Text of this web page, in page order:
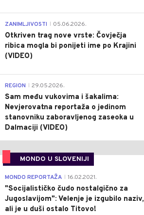
ZANIMLJIVOSTI 05.06.2026.
Otkriven trag nove vrste: Čovječja
ribica mogla bi ponijeti ime po Krajini
(VIDEO)
REGION 29.05.2026.
Sam među vukovima i šakalima:
Nevjerovatna reportaža o jedinom
stanovniku zaboravljenog zaseoka u
Dalmaciji (VIDEO)
MONDO U SLOVENIJI
MONDO REPORTAŽA 16.02.2021.
"Socijalističko čudo nostalgično za
Jugoslavijom": Velenje je izgubilo naziv,
ali je u duši ostalo Titovo!